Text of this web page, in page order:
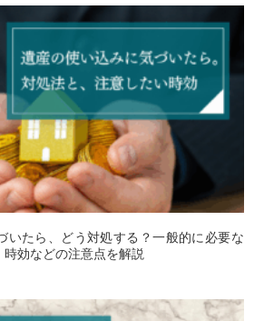
いたら、どう対処する？一般的に必要な
効などの注意点を解説